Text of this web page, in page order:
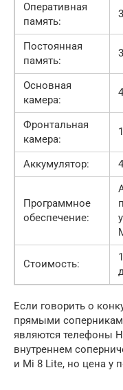
Оперативная
память:
Постоянная
память:
Основная
камера:
Фронтальная
камера:
Аккумулятор:
Программное
обеспечение:
Стоимость:
Если говорить о
прямыми
являются телефоны
внутреннем
и Mi 8 Lite, но цена у